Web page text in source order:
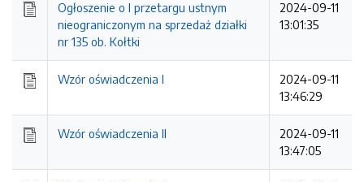
Ogłoszenie o I przetargu ustnym
nieograniczonym na sprzedaż działki
nr 135 ob. Kołtki
2024-09-11
13:01:35
Wzór oświadczenia I
2024-09-11
13:46:29
Wzór oświadczenia II
2024-09-11
13:47:05